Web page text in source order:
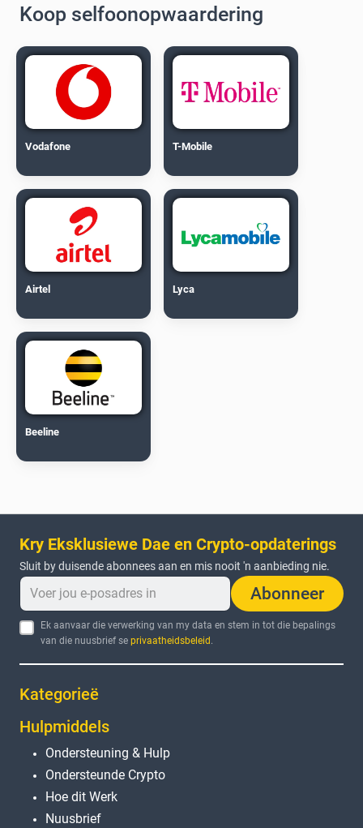
Koop selfoonopwaardering
Vodafone T-Mobile
Airtel Lyca
Beeline
Kry Eksklusiewe Dae en Crypto-opdaterings
Sluit by duisende abonnees aan en mis nooit 'n aanbieding nie.
Abonneer
Ek aanvaar die verwerking van my data en stem in tot die bepalings
van die nuusbrief seprivaatheidsbeleid.
Kategorieë
Hulpmiddels
Ondersteuning & Hulp
Ondersteunde Crypto
Hoe dit Werk
Nuusbrief